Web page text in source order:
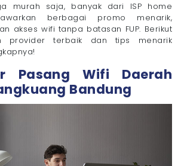
Terganggu oleh Peralatan Rumah
Wifi Tetap Stabil di Rumah
Internetan Makin Lancar Pakai
murah saja, banyak dari ISP home
berbagai promo menarik,
akses wifi tanpa batasan FUP. Berikut
provider terbaik dan tips menarik
Pasang Wifi Daerah
Bandung